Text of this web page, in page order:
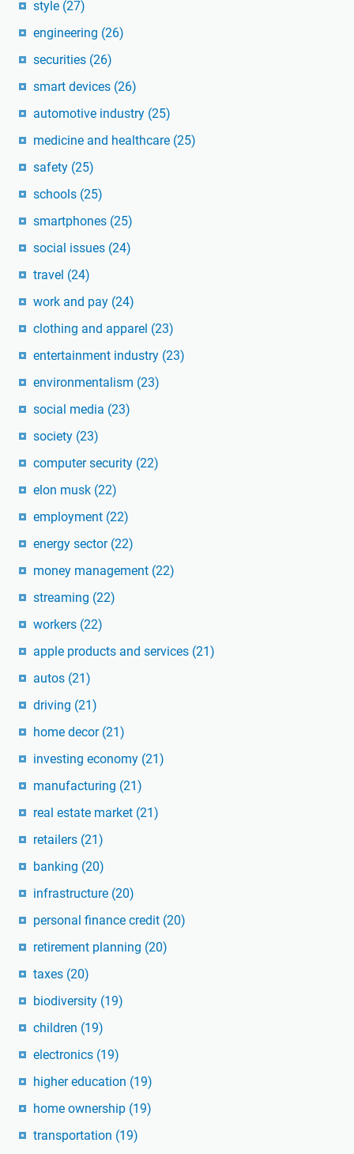
style (27)
engineering (26)
securities (26)
smart devices (26)
automotive industry (25)
medicine and healthcare (25)
safety (25)
schools (25)
smartphones (25)
social issues (24)
travel (24)
work and pay (24)
clothing and apparel (23)
entertainment industry (23)
environmentalism (23)
social media (23)
society (23)
computer security (22)
elon musk (22)
employment (22)
energy sector (22)
money management (22)
streaming (22)
workers (22)
apple products and services (21)
autos (21)
driving (21)
home decor (21)
investing economy (21)
manufacturing (21)
real estate market (21)
retailers (21)
banking (20)
infrastructure (20)
personal finance credit (20)
retirement planning (20)
taxes (20)
biodiversity (19)
children (19)
electronics (19)
higher education (19)
home ownership (19)
transportation (19)